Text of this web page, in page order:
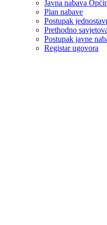
Javna nabava
Plan nabave
Postupak
Prethodno
Postupak javne
Registar ugovora